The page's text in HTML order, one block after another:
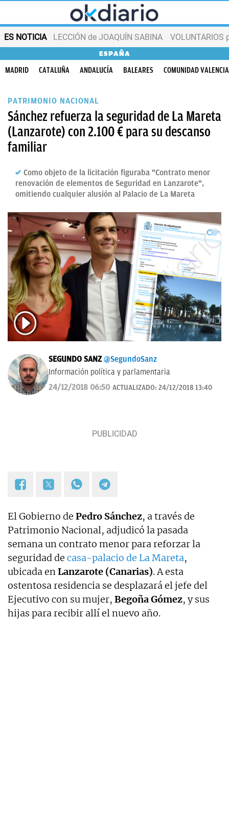
ES NOTICIA LECCIÓN de JOAQUÍN SABINA VOLUNTARIOS
ESPAÑA
MADRID CATALUÑA ANDALUCÍA BALEARES COMUNIDAD
PATRIMONIO NACIONAL
Sánchez refuerza la seguridad de La Mareta
(Lanzarote) con 2.100 € para su descanso
familiar
Como objeto de la licitación figuraba "Contrato menor
renovación de elementos de Seguridad en Lanzarote",
omitiendo cualquier alusión al Palacio de La Mareta
SEGUNDO SANZ @SegundoSanz
Información política y parlamentaria
24/12/2018 06:50 ACTUALIZADO: 24/12/2018 13:40
El Gobierno de Pedro Sánchez, a través de
Patrimonio Nacional, adjudicó la pasada
semana un contrato menor para reforzar la
seguridad de casa-palacio de La Mareta,
ubicada enLanzarote (Canarias). A esta
ostentosa residencia se desplazará el jefe del
Ejecutivo con su mujer, Begoña Gómez, y sus
hijas para recibir allí el nuevo año.